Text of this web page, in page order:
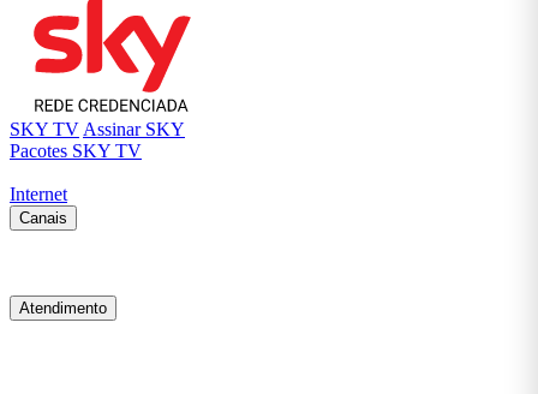
SKY TV Assinar SKY
Pacotes SKY TV
Internet
Canais
Atendimento